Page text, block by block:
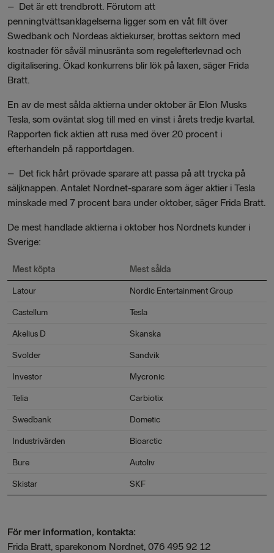
– Det är ett trendbrott. Förutom att
penningtvättsanklagelserna ligger som en våt filt över
Swedbank och Nordeas aktiekurser, brottas sektorn med
kostnader för såväl minusränta som regelefterlevnad och
digitalisering. Ökad konkurrens blir lök på laxen, säger Frida
Bratt.
En av de mest sålda aktierna under oktober är Elon Musks
Tesla, som oväntat slog till med en vinst i årets tredje kvartal.
Rapporten fick aktien att rusa med över 20 procent i
efterhandeln på rapportdagen.
– Det fick hårt prövade sparare att passa på att trycka på
säljknappen. Antalet Nordnet-sparare som äger aktier i Tesla
minskade med 7 procent bara under oktober, säger Frida Bratt.
De mest handlade aktierna i oktober hos Nordnets kunder i
Sverige:
Mest köpta Mest sålda
Latour Nordic Entertainment Group
Castellum Tesla
Akelius D Skanska
Svolder Sandvik
Investor Mycronic
Telia Carbiotix
Swedbank Dometic
Industrivärden Bioarctic
Bure Autoliv
Skistar SKF
För mer information, kontakta:
Frida Bratt, sparekonom Nordnet, 076 495 92 12